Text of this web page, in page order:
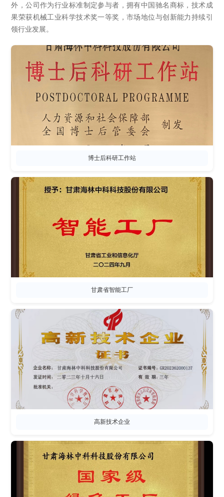
外，公司作为行业标准制定参与者，拥有中国驰名商标，技术成
果荣获机械工业科学技术奖一等奖，市场地位与创新能力持续引
领行业发展。
博士后科研工作站
甘肃省智能工厂
高新技术企业